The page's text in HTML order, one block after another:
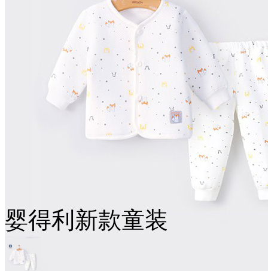
婴得利新款童装